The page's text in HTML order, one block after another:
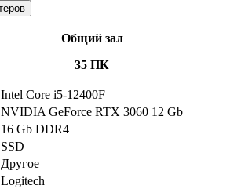
Общий зал
35 ПК
Intel Core i5-12400F
NVIDIA GeForce RTX 3060 12 Gb
16 Gb DDR4
SSD
Другое
Logitech